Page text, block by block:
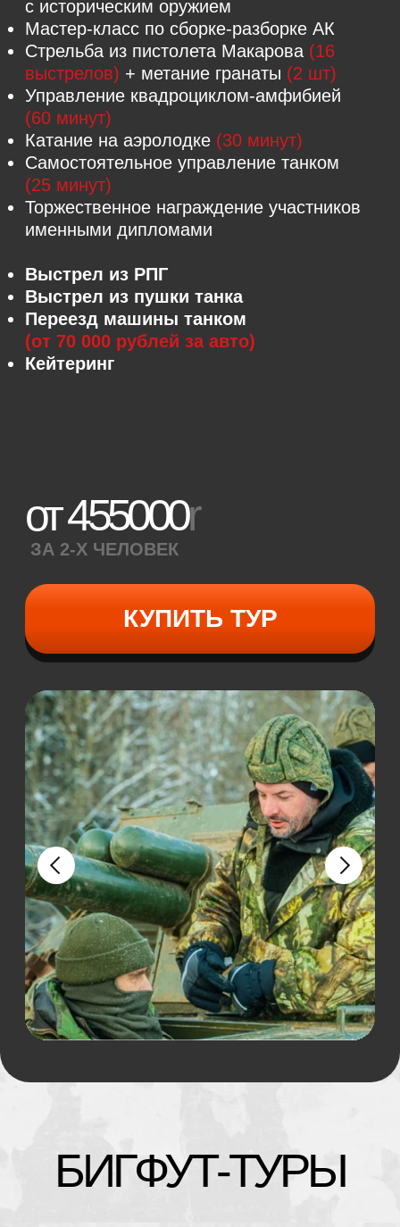
Бигфут+Аэролодка
1 ЧАС
Брифинг и техника безопасности
Выдача экипировки
Обучение основам управления
квадроциклом-вездеходом
квадроциклом(40 минут)по заранее
Катание на аэролодке «Роза Ветров»
12000r
ЗА 2-Х ЧЕЛОВЕК
КУПИТЬ ТУР
водохранилище